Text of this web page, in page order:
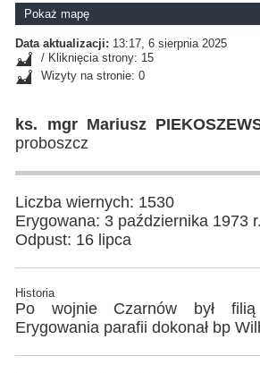
Pokaż mapę
Data aktualizacji: 13:17, 6 sierpnia 2025
/ Kliknięcia strony: 15
Wizyty na stronie: 0
ks. mgr Mariusz
proboszcz
Liczba wiernych: 1530
Erygowana: 3 października 1973 r.
Odpust: 16 lipca
Historia
Po wojnie Czarnów był filią
Erygowania parafii dokonał bp